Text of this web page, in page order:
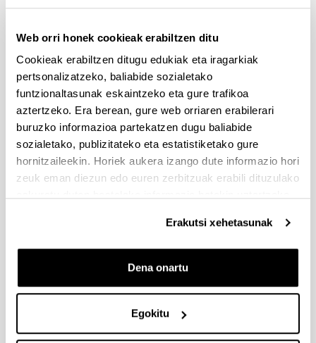
Web orri honek cookieak erabiltzen ditu
Cookieak erabiltzen ditugu edukiak eta iragarkiak
pertsonalizatzeko, baliabide sozialetako
funtzionaltasunak eskaintzeko eta gure trafikoa
aztertzeko. Era berean, gure web orriaren erabilerari
buruzko informazioa partekatzen dugu baliabide
sozialetako, publizitateko eta estatistiketako gure
hornitzaileekin. Horiek aukera izango dute informazio hori
zeuk eman diezun edo euren zerbitzuak erabili dituzulako
Erakutsi xehetasunak
Dena onartu
Egokitu
4 arrazoi gradu hau
aukeratzeko
Gradu honetako tituludunen artean, oso altua
da laneratzea eta punta-puntan eta eten gabe